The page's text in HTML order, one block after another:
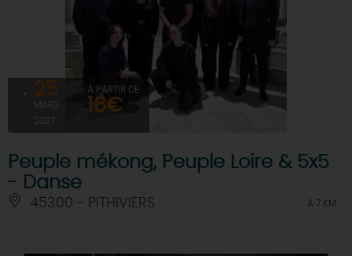
25
MARS
2027
À PARTIR DE
18€
Peuple mékong, Peuple Loire & 5x5
- Danse
45300 - PITHIVIERS À 7 KM